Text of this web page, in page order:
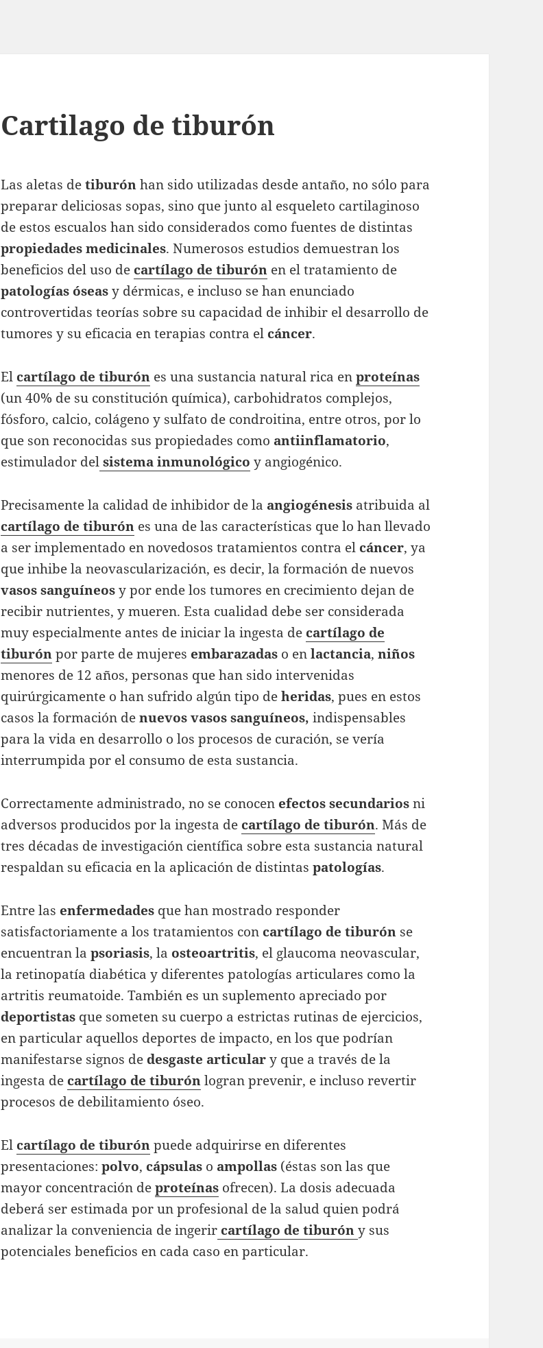
Cartilago de tiburón
Las aletas detiburónhan sido utilizadas desde antaño, no sólo para
preparar deliciosas sopas, sino que junto al esqueleto cartilaginoso
de estos escualos han sido considerados como fuentes de distintas
propiedades medicinales. Numerosos estudios demuestran los
beneficios del uso de cartílago de tiburón en el tratamiento de
patologías óseasy dérmicas, e incluso se han enunciado
controvertidas teorías sobre su capacidad de inhibir el desarrollo de
tumores y su eficacia en terapias contra el cáncer.
El cartílago de tiburón es una sustancia natural rica enproteínas
(un 40% de su constitución química), carbohidratos complejos,
fósforo, calcio, colágeno y sulfato de condroitina, entre otros, por lo
que son reconocidas sus propiedades como antiinflamatorio,
estimulador del sistema inmunológico y angiogénico.
Precisamente la calidad de inhibidor de la angiogénesis atribuida al
cartílago de tiburón es una de las características que lo han llevado
a ser implementado en novedosos tratamientos contra el cáncer, ya
que inhibe la neovascularización, es decir, la formación de nuevos
vasos sanguíneosy por ende los tumores en crecimiento dejan de
recibir nutrientes, y mueren. Esta cualidad debe ser considerada
muy especialmente antes de iniciar la ingesta de cartílago de
tiburónpor parte de mujeres embarazadas o enlactancia,niños
menores de 12 años, personas que han sido intervenidas
quirúrgicamente o han sufrido algún tipo deheridas, pues en estos
casos la formación denuevos vasos sanguíneos,indispensables
para la vida en desarrollo o los procesos de curación, se vería
interrumpida por el consumo de esta sustancia.
Correctamente administrado, no se conocen efectos secundariosni
adversos producidos por la ingesta de cartílago de tiburón. Más de
tres décadas de investigación científica sobre esta sustancia natural
respaldan su eficacia en la aplicación de distintaspatologías.
Entre las enfermedades que han mostrado responder
satisfactoriamente a los tratamientos con cartílago de tiburón se
encuentran lapsoriasis, la osteoartritis, el glaucoma neovascular,
la retinopatía diabética y diferentes patologías articulares como la
artritis reumatoide. También es un suplemento apreciado por
deportistas que someten su cuerpo a estrictas rutinas de ejercicios,
en particular aquellos deportes de impacto, en los que podrían
manifestarse signos de desgaste articulary que a través de la
ingesta de cartílago de tiburónlogran prevenir, e incluso revertir
procesos de debilitamiento óseo.
El cartílago de tiburónpuede adquirirse en diferentes
presentaciones:polvo, cápsulas o ampollas (éstas son las que
mayor concentración deproteínas ofrecen). La dosis adecuada
deberá ser estimada por un profesional de la salud quien podrá
analizar la conveniencia de ingerir cartílago de tiburón y sus
potenciales beneficios en cada caso en particular.